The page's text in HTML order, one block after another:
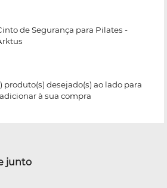
de Segurança para Pilates -
produto(s) desejado(s) ao lado para
adicionar à sua compra
junto